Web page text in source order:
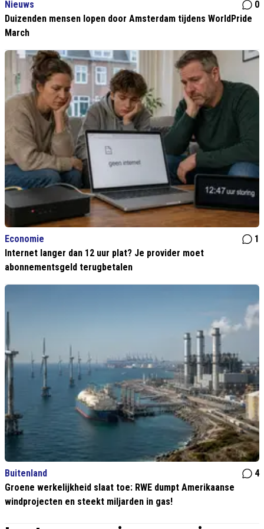
Nieuws
0
Duizenden mensen lopen door Amsterdam tijdens WorldPride
March
Economie
1
Internet langer dan 12 uur plat? Je provider moet
abonnementsgeld terugbetalen
Buitenland
4
Groene werkelijkheid slaat toe: RWE dumpt Amerikaanse
windprojecten en steekt miljarden in gas!